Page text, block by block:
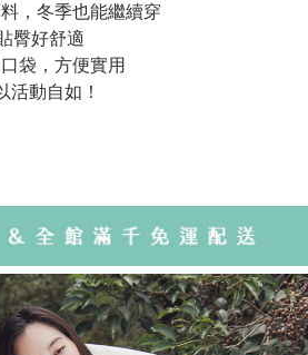
，冬季也能繼續穿
臀好舒適
袋，方便實用
活動自如！